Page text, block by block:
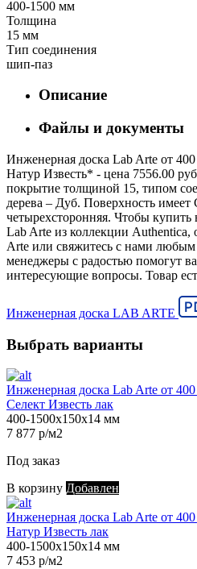
400-1500 мм
Толщина
15 мм
Тип соединения
шип-паз
Описание
Файлы и документы
Инженерная доска Lab Arte от
Натур Известь* - цена 7556.00
покрытие толщиной 15, типом
дерева – Дуб. Поверхность
четырехсторонняя. Чтобы купить
Lab Arte из коллекции Authentica,
Arte или свяжитесь с нами
менеджеры с радостью помогут
интересующие вопросы. Товар
Инженерная доска LAB ARTE
Выбрать варианты
Инженерная доска Lab Arte от
Селект Известь лак
400-1500х150х14 мм
7 877 р/м2
Под заказ
В корзину Добавлен
Инженерная доска Lab Arte от
Натур Известь лак
400-1500х150х14 мм
7 453 р/м2